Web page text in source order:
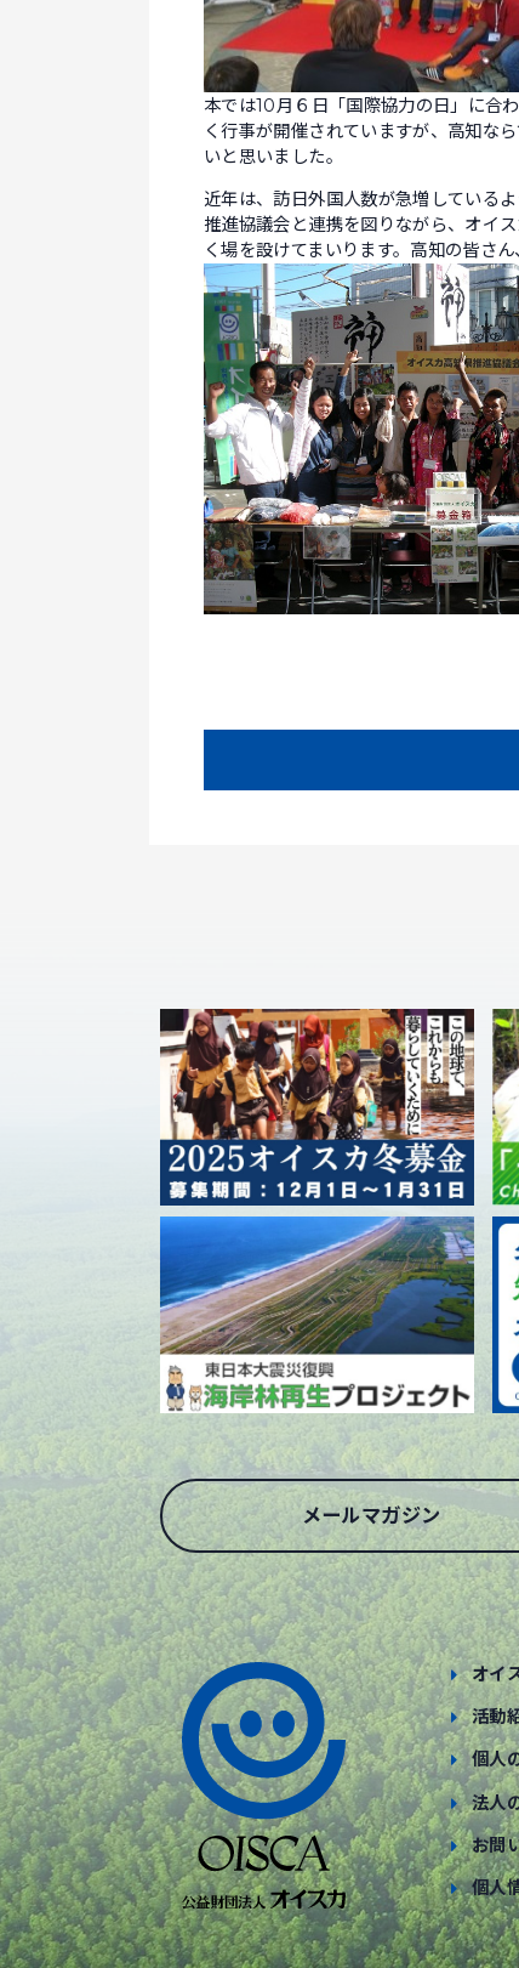
本では10月６日「国際協力の日」に合
く行事が開催されていますが、高知な
いと思いました。
近年は、訪日外国人数が急増している
推進協議会と連携を図りながら、オイ
く場を設けてまいります。高知の皆さ
メールマガジン
オイ
活動
個人
法人
お問
個人